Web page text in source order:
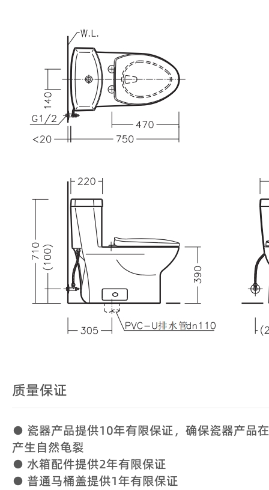
质量保证
● 瓷器产品提供10年有限保证，确保瓷器产品
产生自然龟裂
● 水箱配件提供2年有限保证
● 普通马桶盖提供1年有限保证